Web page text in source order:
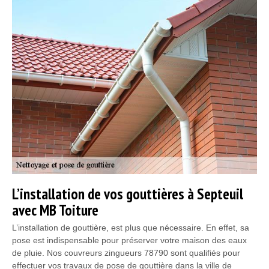
L’installation de vos gouttières à Septeuil
avec MB Toiture
L’installation de gouttière, est plus que nécessaire. En effet, sa
pose est indispensable pour préserver votre maison des eaux
de pluie. Nos couvreurs zingueurs 78790 sont qualifiés pour
effectuer vos travaux de pose de gouttière dans la ville de